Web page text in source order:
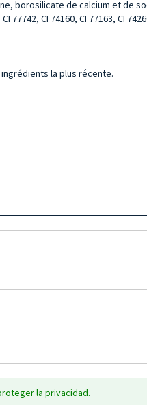
borosilicate de calcium et de
77742, CI 74160, CI 77163, CI
la plus récente.
la privacidad.